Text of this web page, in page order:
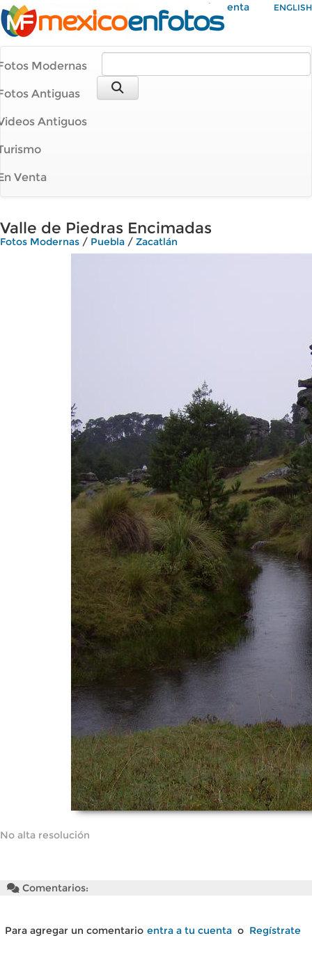
Mi Cuenta ENGLISH
Modernas
Antiguas
Antiguos
Venta
Valle de Piedras Encimadas
Fotos Modernas / Puebla / Zacatlán
No alta resolución
Comentarios:
Para agregar un comentario entra a tu cuenta o Regístrate